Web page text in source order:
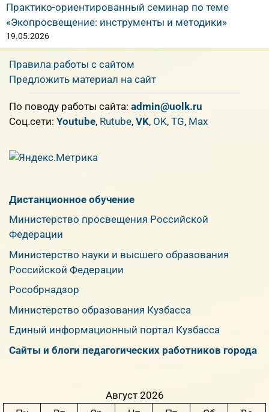
Практико-ориентированный семинар по теме
«Экопросвещение: инструменты и методики»
19.05.2026
Правила работы с сайтом
Предложить материал на сайт
По поводу работы сайта: admin@uolk.ru
Cоц.сети: Youtube, Rutube, VK, OK, TG, Max
Дистанционное обучение
Министерство просвещения Российской
Федерации
Министерство науки и высшего образования
Российской Федерации
Рособрнадзор
Министерство образования Кузбасса
Единый информационный портал Кузбасса
Сайты и блоги педагогических работников города
Август 2026